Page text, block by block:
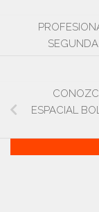
ESPACIAL